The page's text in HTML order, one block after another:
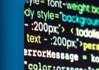
la UE.
70B como la
EU-compatible.
UE por